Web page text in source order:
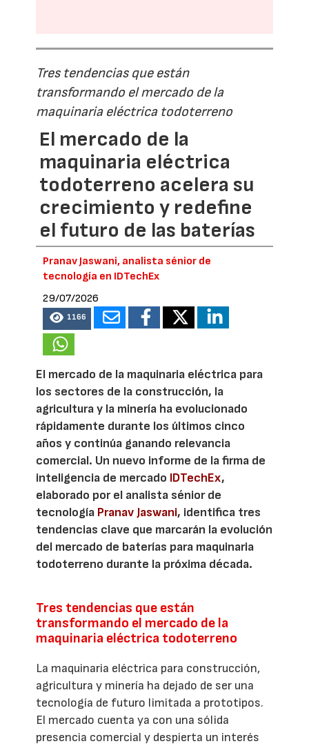
Tres tendencias que están
transformando el mercado de la
maquinaria eléctrica todoterreno
El mercado de la
maquinaria eléctrica
todoterreno acelera su
crecimiento y redefine
el futuro de las baterías
Pranav Jaswani, analista sénior de
tecnología en IDTechEx
29/07/2026
1166
El mercado de la maquinaria eléctrica para
los sectores de la construcción, la
agricultura y la minería ha evolucionado
rápidamente durante los últimos cinco
años y continúa ganando relevancia
comercial. Un nuevo informe de la firma de
inteligencia de mercado IDTechEx,
elaborado por el analista sénior de
tecnología Pranav Jaswani, identifica tres
tendencias clave que marcarán la evolución
del mercado de baterías para maquinaria
todoterreno durante la próxima década.
Tres tendencias que están
transformando el mercado de la
maquinaria eléctrica todoterreno
La maquinaria eléctrica para construcción,
agricultura y minería ha dejado de ser una
tecnología de futuro limitada a prototipos.
El mercado cuenta ya con una sólida
presencia comercial y despierta un interés